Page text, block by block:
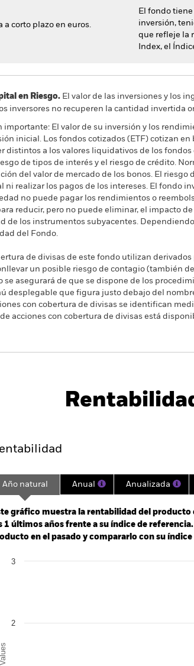
a corto plazo en euros.
El fondo
inversión,
que refleje la
Index, el
en Riesgo. El valor de las inversiones y los
inversores no recuperen la cantidad invertida
importante: El valor de su inversión y los
inicial. Los fondos cotizados (ETF) cotizan en
distintos a los valores liquidativos de los
de tipos de interés y el riesgo de crédito.
del valor de mercado de los bonos. El
ni realizar los pagos de los intereses. El fondo
no puede pagar los rendimientos o
reducir, pero no puede eliminar, el impacto
de los instrumentos subyacentes.
del Fondo.
de divisas de este fondo utilizan
un posible riesgo de contagio (también
se asegurará de que se dispone de los
desplegable que figura justo debajo del
con cobertura de divisas se identifican
acciones con cobertura de divisas está
2024-09-23 00:00:00 to 2026-08-05 00:00:00.
0 to 4.5.
Año natural Anual Anualizada
gráfico muestra la rentabilidad del producto
1 últimos años frente a su índice de
en el pasado y compararlo con su
chart with 2 data series.
Values
2
3